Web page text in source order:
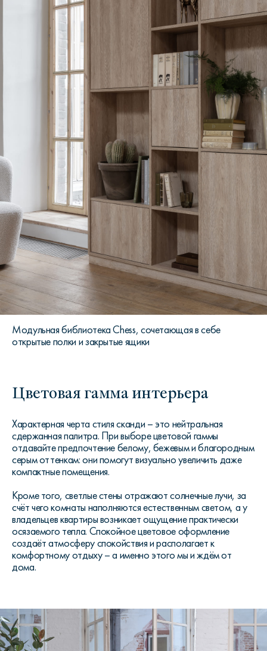
Модульная библиотека Chess, сочетающая в себе
открытые полки и закрытые ящики
Цветовая гамма интерьера
Характерная черта стиля сканди – это нейтральная
сдержанная палитра. При выборе цветовой гаммы
отдавайте предпочтение белому, бежевым и благородным
серым оттенкам: они помогут визуально увеличить даже
компактные помещения.
Кроме того, светлые стены отражают солнечные лучи, за
счёт чего комнаты наполняются естественным светом, а у
владельцев квартиры возникает ощущение практически
осязаемого тепла. Спокойное цветовое оформление
создаёт атмосферу спокойствия и располагает к
комфортному отдыху – а именно этого мы и ждём от
дома.